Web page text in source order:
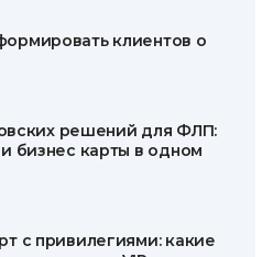
клиентов о
решений для ФЛП:
бизнес карты в одном
с привилегиями: какие